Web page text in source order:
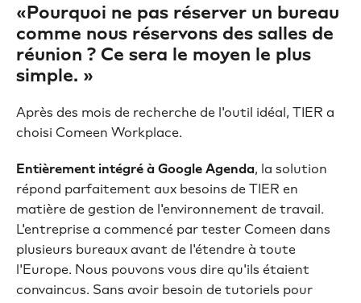
«Pourquoi ne pas réserver un bureau
comme nous réservons des salles de
réunion ? Ce sera le moyen le plus
simple. »
Après des mois de recherche de l'outil idéal, TIER a
choisi Comeen Workplace.
Entièrement intégré à Google Agenda, la solution
répond parfaitement aux besoins de TIER en
matière de gestion de l'environnement de travail.
L'entreprise a commencé par tester Comeen dans
plusieurs bureaux avant de l'étendre à toute
l'Europe. Nous pouvons vous dire qu'ils étaient
convaincus. Sans avoir besoin de tutoriels pour